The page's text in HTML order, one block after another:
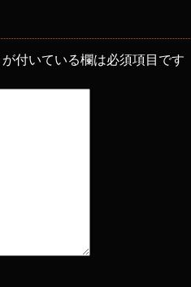
が付いている欄は必須項目です